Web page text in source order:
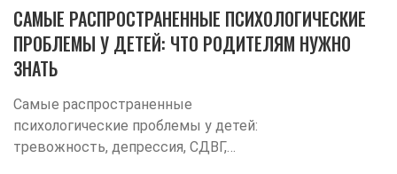
САМЫЕ РАСПРОСТРАНЕННЫЕ ПСИХОЛОГИЧЕСКИЕ
ПРОБЛЕМЫ У ДЕТЕЙ: ЧТО РОДИТЕЛЯМ НУЖНО
ЗНАТЬ
Самые распространенные
психологические проблемы у детей:
тревожность, депрессия, СДВГ,